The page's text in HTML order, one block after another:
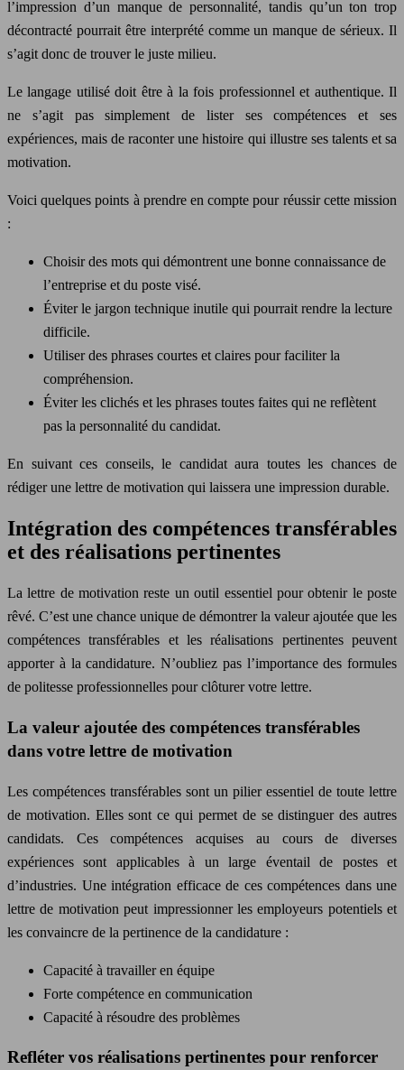
l’impression d’un manque de personnalité, tandis qu’un ton trop
décontracté pourrait être interprété comme un manque de sérieux. Il
s’agit donc de trouver le juste milieu.
Le langage utilisé doit être à la fois professionnel et authentique. Il
ne s’agit pas simplement de lister ses compétences et ses
expériences, mais de raconter une histoire qui illustre ses talents et sa
motivation.
Voici quelques points à prendre en compte pour réussir cette mission
:
Choisir des mots qui démontrent une bonne connaissance de
l’entreprise et du poste visé.
Éviter le jargon technique inutile qui pourrait rendre la lecture
difficile.
Utiliser des phrases courtes et claires pour faciliter la
compréhension.
Éviter les clichés et les phrases toutes faites qui ne reflètent
pas la personnalité du candidat.
En suivant ces conseils, le candidat aura toutes les chances de
rédiger une lettre de motivation qui laissera une impression durable.
Intégration des compétences transférables
et des réalisations pertinentes
La lettre de motivation reste un outil essentiel pour obtenir le poste
rêvé. C’est une chance unique de démontrer la valeur ajoutée que les
compétences transférables et les réalisations pertinentes peuvent
apporter à la candidature. N’oubliez pas l’importance des formules
de politesse professionnelles pour clôturer votre lettre.
La valeur ajoutée des compétences transférables
dans votre lettre de motivation
Les compétences transférables sont un pilier essentiel de toute lettre
de motivation. Elles sont ce qui permet de se distinguer des autres
candidats. Ces compétences acquises au cours de diverses
expériences sont applicables à un large éventail de postes et
d’industries. Une intégration efficace de ces compétences dans une
lettre de motivation peut impressionner les employeurs potentiels et
les convaincre de la pertinence de la candidature :
Capacité à travailler en équipe
Forte compétence en communication
Capacité à résoudre des problèmes
Refléter vos réalisations pertinentes pour renforcer